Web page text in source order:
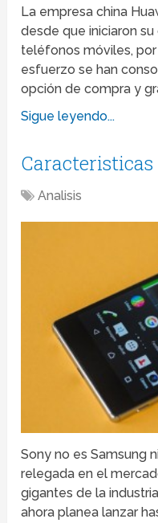
La empresa china
desde que iniciaron
teléfonos móviles,
esfuerzo se han
opción de compra y
Sigue leyendo...
Analisis
Sony no es Samsung
relegada en el
gigantes de la
ahora planea lanzar